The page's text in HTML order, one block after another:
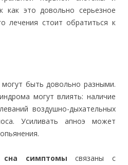
как это довольно серьезное
лечения стоит обратиться к
могут быть довольно разными.
могут влиять: наличие
воздушно-дыхательных
Усиливать апноэ может
сна симптомы связаны с